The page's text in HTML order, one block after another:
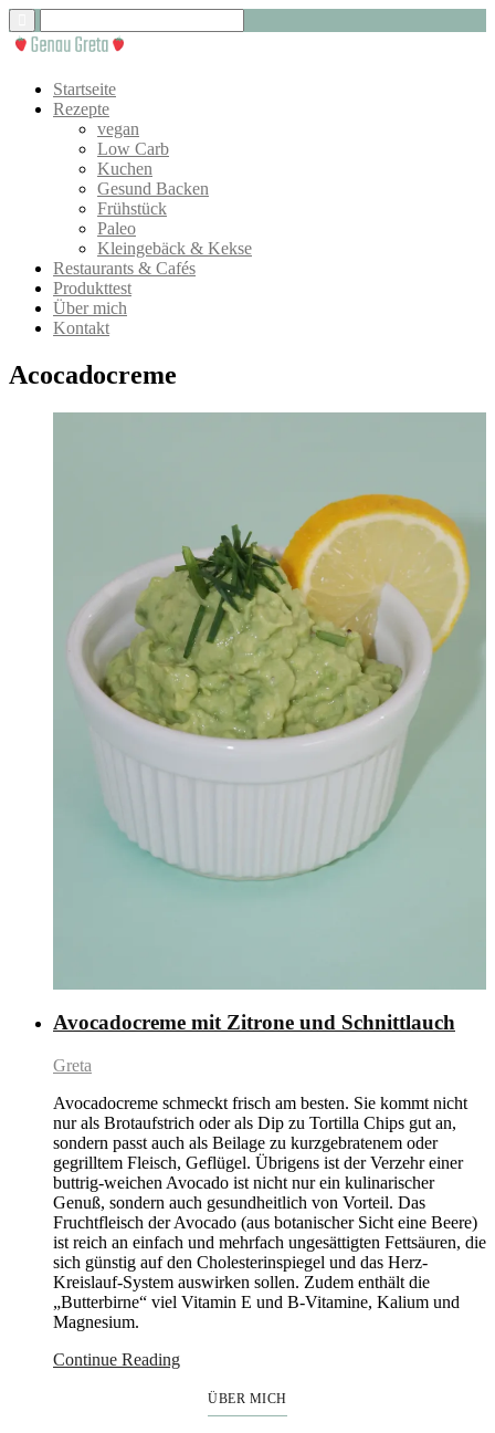
Startseite
Rezepte
vegan
Low Carb
Kuchen
Gesund Backen
Frühstück
Paleo
Kleingebäck & Kekse
Restaurants & Cafés
Produkttest
Über mich
Kontakt
Acocadocreme
Avocadocreme mit Zitrone und Schnittlauch
Greta
Avocadocreme schmeckt frisch am besten. Sie kommt nicht
nur als Brotaufstrich oder als Dip zu Tortilla Chips gut an,
sondern passt auch als Beilage zu kurzgebratenem oder
gegrilltem Fleisch, Geflügel. Übrigens ist der Verzehr einer
buttrig-weichen Avocado ist nicht nur ein kulinarischer
Genuß, sondern auch gesundheitlich von Vorteil. Das
Fruchtfleisch der Avocado (aus botanischer Sicht eine Beere)
ist reich an einfach und mehrfach ungesättigten Fettsäuren, die
sich günstig auf den Cholesterinspiegel und das Herz-
Kreislauf-System auswirken sollen. Zudem enthält die
„Butterbirne“ viel Vitamin E und B-Vitamine, Kalium und
Magnesium.
Continue Reading
ÜBER MICH